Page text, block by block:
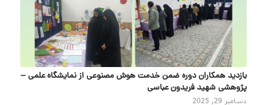
بازدید همکاران دوره ضمن خدمت هوش مصنوعی از نمایشگاه علمی –
پژوهشی شهید فریدون عباسی
دسامبر 29, 2025